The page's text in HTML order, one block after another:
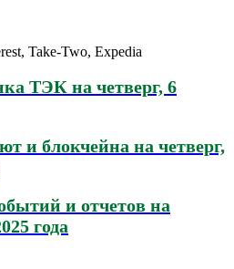
Take-Two, Expedia
ТЭК на четверг, 6
и блокчейна на четверг,
и отчетов на
года